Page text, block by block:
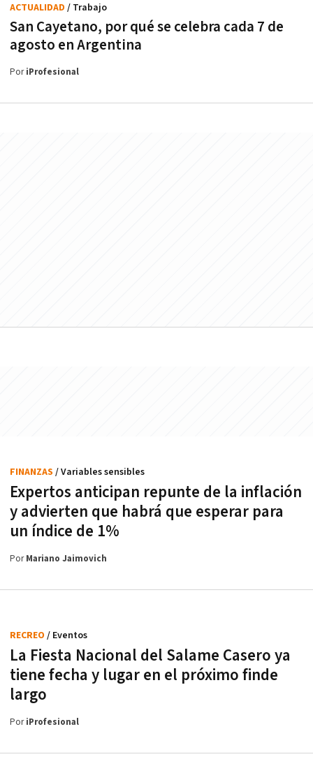
San Cayetano, por qué se celebra cada 7 de
agosto en Argentina
ACTUALIDAD / Trabajo
PoriProfesional
Expertos anticipan repunte de la inflación
y advierten que habrá que esperar para
un índice de 1%
FINANZAS / Variables sensibles
PorMariano Jaimovich
La Fiesta Nacional del Salame Casero ya
tiene fecha y lugar en el próximo finde
largo
RECREO / Eventos
PoriProfesional